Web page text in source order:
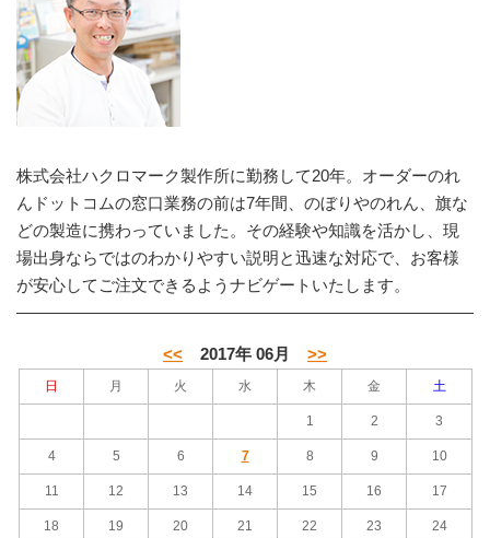
株式会社ハクロマーク製作所に勤務して20年。オーダーのれ
んドットコムの窓口業務の前は7年間、のぼりやのれん、旗な
どの製造に携わっていました。その経験や知識を活かし、現
場出身ならではのわかりやすい説明と迅速な対応で、お客様
が安心してご注文できるようナビゲートいたします。
<< 2017年 06月 >>
日 月 火 水 木 金 土
1 2 3
4 5 6 7 8 9 10
11 12 13 14 15 16 17
18 19 20 21 22 23 24